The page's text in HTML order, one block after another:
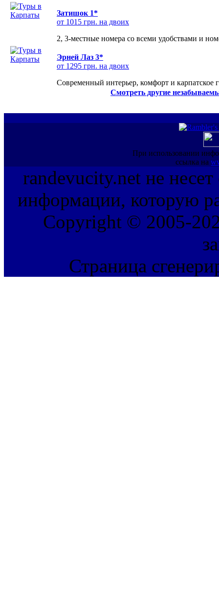
Затишок 1*
от 1015 грн. на двоих
2, 3-местные номера со всеми удобствами и
Эрней Лаз 3*
от 1295 грн. на двоих
Современный интерьер, комфорт и карпатское
Смотреть другие
При использовании
ссылка на
randevucity.net не несет
информации, которую
Copyright © 2005-
Страница